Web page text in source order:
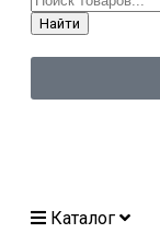
Найти
Каталог